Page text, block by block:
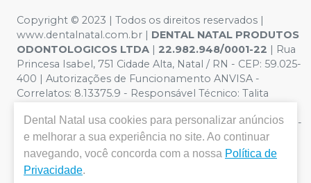
Copyright © 2023 | Todos os direitos reservados |
www.dentalnatal.com.br | DENTAL NATAL PRODUTOS
ODONTOLOGICOS LTDA | 22.982.948/0001-22 | Rua
Princesa Isabel, 751 Cidade Alta, Natal / RN - CEP: 59.025-
400 | Autorizações de Funcionamento ANVISA -
Correlatos: 8.13375.9 - Responsável Técnico: Talita
Privacidade e Segurança - Fotos meramente ilustrativas -
Os preços e condições da loja virtual estão sujeitos a
alterações. Em caso de divergência de preços no site, o
valor válido é o do Carrinho de Compra. Não vendemos
Dental Natal usa cookies para personalizar anúncios
e melhorar a sua experiência no site. Ao continuar
navegando, você concorda com a nossa Política de
Privacidade.